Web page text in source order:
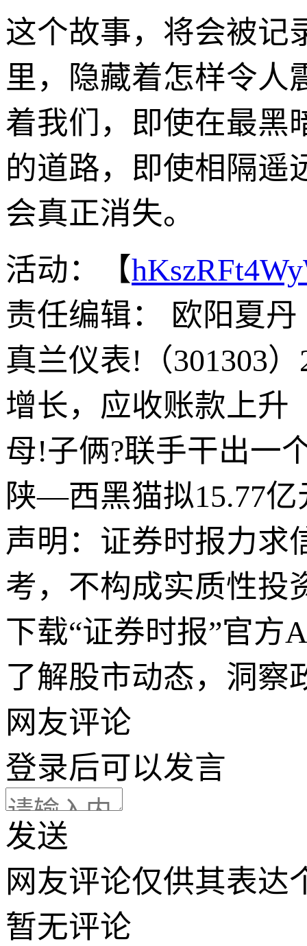
这个故事，将会被记
里，隐藏着怎样令人
着我们，即使在最黑
的道路，即使相隔遥
会真正消失。
活动：【
责任编辑： 欧阳夏丹
真兰仪表!（301303
增长，应收账款上升
母!子俩?联手干出一
陕—西黑猫拟15.77
声明：证券时报力求
考，不构成实质性投
下载“证券时报”官方
了解股市动态，洞察
网友评论
登录后可以发言
发送
网友评论仅供其表达
暂无评论